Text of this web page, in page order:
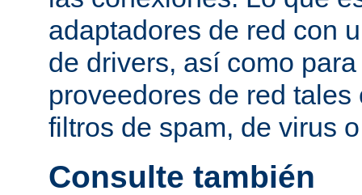
adaptadores de red con
de drivers, así como
proveedores de red
filtros de spam, de virus
Consulte también